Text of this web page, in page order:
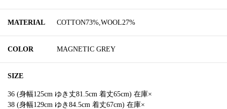
MATERIAL COTTON73%,WOOL27%
COLOR MAGNETIC GREY
SIZE
36 (身幅125cm ゆき丈81.5cm 着丈65cm) 在庫×
38 (身幅129cm ゆき84.5cm 着丈67cm) 在庫×